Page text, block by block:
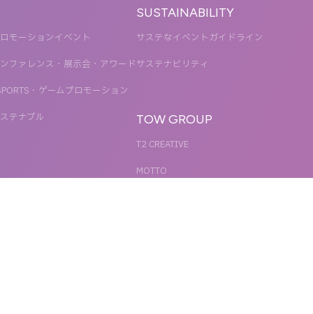
モーションイベント
ファレンス・展示会・アワード
・ゲームプロモーション
テナブル
SUSTAINABILITY
サステなイベントガイドライン
サステナビリティ
TOW GROUP
T2 CREATIVE
MOTTO